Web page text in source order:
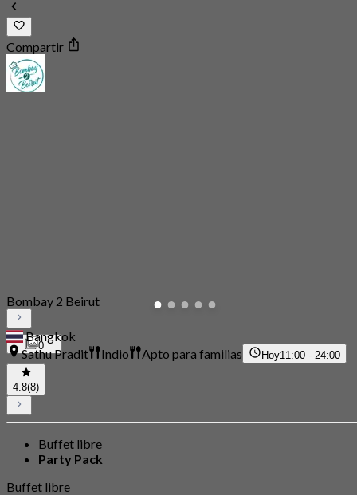
Compartir
0
Bombay 2 Beirut
Bangkok
Sathu Pradit
Indio Apto para familias Hoy11:00 - 24:00
4.8(8)
Buffet libre
Party Pack
Buffet libre